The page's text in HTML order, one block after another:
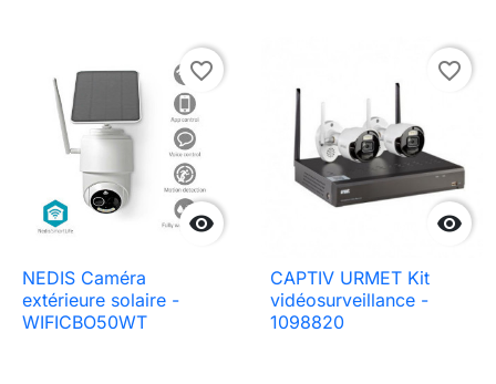

favorite_border
NEDIS Caméra
extérieure solaire -
WIFICBO50WT

favorite_border
CAPTIV URMET Kit
vidéosurveillance -
1098820